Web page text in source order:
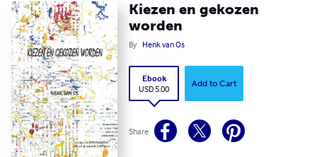
Kiezen en gekozen
worden
By Henk van Os
Ebook
USD 5.00
Add to Cart
Share